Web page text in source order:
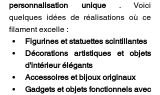
personnalisation unique . Voici
quelques idées de réalisations où ce
filament excelle :
Figurines et statuettes scintillantes
Décorations artistiques et objets
d'intérieur élégants
Accessoires et bijoux originaux
Gadgets et objets fonctionnels avec